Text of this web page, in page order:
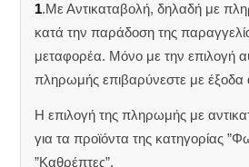
1.Με Αντικαταβολή, δηλαδή με
κατά την παράδοση της
μεταφορέα. Μόνο με την επιλογή
πληρωμής επιβαρύνεστε με έξοδα
Η επιλογή της πληρωμής με
για τα προϊόντα της κατηγορίας
”Καθρέπτες”.